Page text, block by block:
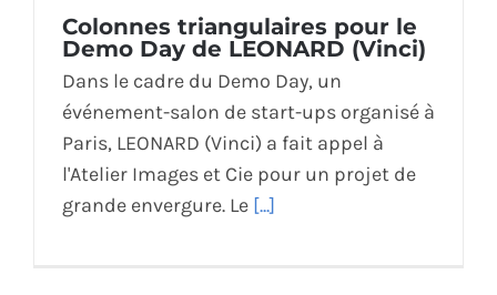
ÉCO-RESPONSABLE
CONTACT
Colonnes triangulaires pour le
Demo Day de LEONARD (Vinci)
Dans le cadre du Demo Day, un
événement-salon de start-ups organisé à
Paris, LEONARD (Vinci) a fait appel à
l'Atelier Images et Cie pour un projet de
grande envergure. Le [...]